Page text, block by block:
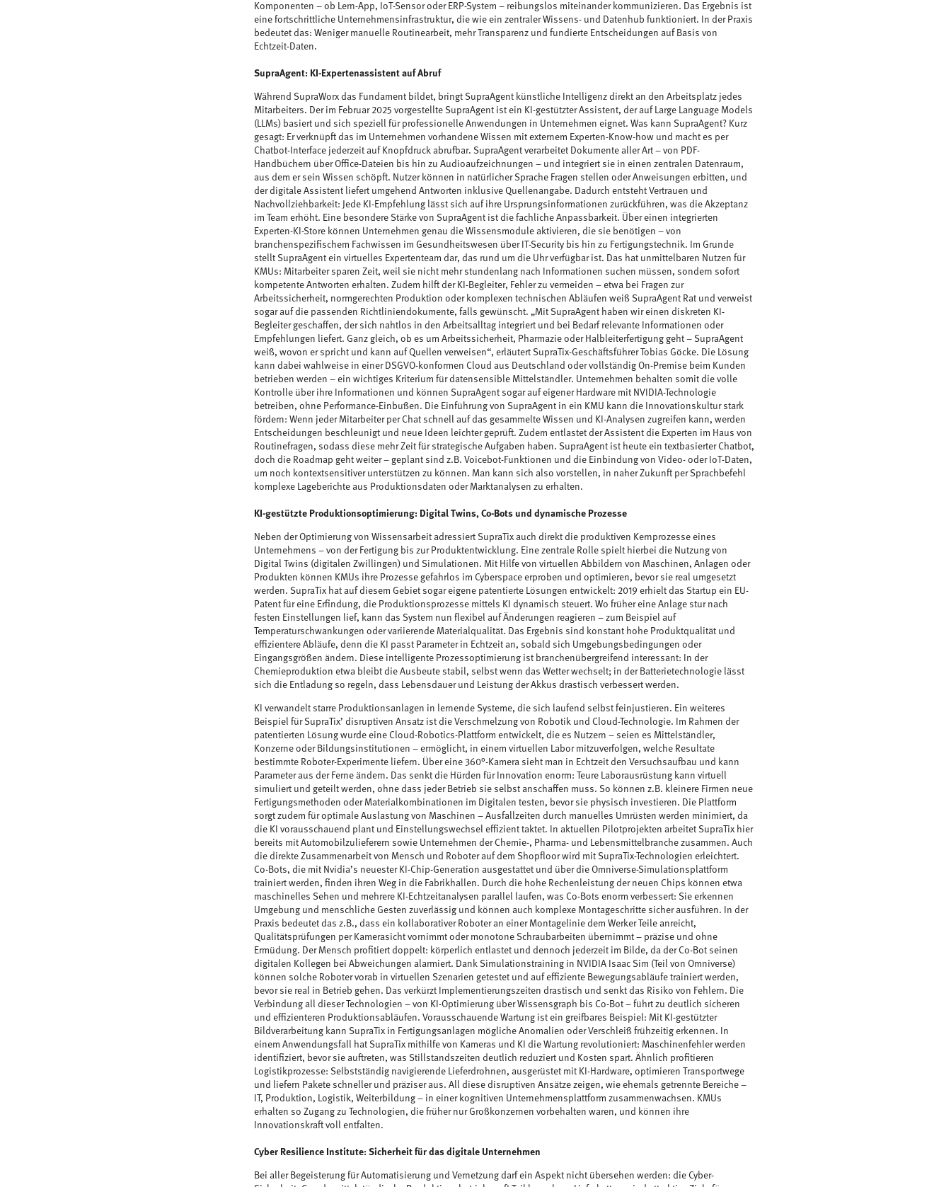
Komponenten – ob Lern-App, IoT-Sensor oder ERP-System – reibungslos miteinander kommunizieren. Das Ergebnis ist
eine fortschrittliche Unternehmensinfrastruktur, die wie ein zentraler Wissens- und Datenhub funktioniert. In der Praxis
bedeutet das: Weniger manuelle Routinearbeit, mehr Transparenz und fundierte Entscheidungen auf Basis von
Echtzeit-Daten.
SupraAgent: KI-Expertenassistent auf Abruf
Während SupraWorx das Fundament bildet, bringt SupraAgent künstliche Intelligenz direkt an den Arbeitsplatz jedes
Mitarbeiters. Der im Februar 2025 vorgestellte SupraAgent ist ein KI-gestützter Assistent, der auf Large Language Models
(LLMs) basiert und sich speziell für professionelle Anwendungen in Unternehmen eignet. Was kann SupraAgent? Kurz
gesagt: Er verknüpft das im Unternehmen vorhandene Wissen mit externem Experten-Know-how und macht es per
Chatbot-Interface jederzeit auf Knopfdruck abrufbar. SupraAgent verarbeitet Dokumente aller Art – von PDF-
Handbüchern über Office-Dateien bis hin zu Audioaufzeichnungen – und integriert sie in einen zentralen Datenraum,
aus dem er sein Wissen schöpft. Nutzer können in natürlicher Sprache Fragen stellen oder Anweisungen erbitten, und
der digitale Assistent liefert umgehend Antworten inklusive Quellenangabe. Dadurch entsteht Vertrauen und
Nachvollziehbarkeit: Jede KI-Empfehlung lässt sich auf ihre Ursprungsinformationen zurückführen, was die Akzeptanz
im Team erhöht. Eine besondere Stärke von SupraAgent ist die fachliche Anpassbarkeit. Über einen integrierten
Experten-KI-Store können Unternehmen genau die Wissensmodule aktivieren, die sie benötigen – von
branchenspezifischem Fachwissen im Gesundheitswesen über IT-Security bis hin zu Fertigungstechnik. Im Grunde
stellt SupraAgent ein virtuelles Expertenteam dar, das rund um die Uhr verfügbar ist. Das hat unmittelbaren Nutzen für
KMUs: Mitarbeiter sparen Zeit, weil sie nicht mehr stundenlang nach Informationen suchen müssen, sondern sofort
kompetente Antworten erhalten. Zudem hilft der KI-Begleiter, Fehler zu vermeiden – etwa bei Fragen zur
Arbeitssicherheit, normgerechten Produktion oder komplexen technischen Abläufen weiß SupraAgent Rat und verweist
sogar auf die passenden Richtliniendokumente, falls gewünscht. „Mit SupraAgent haben wir einen diskreten KI-
Begleiter geschaffen, der sich nahtlos in den Arbeitsalltag integriert und bei Bedarf relevante Informationen oder
Empfehlungen liefert. Ganz gleich, ob es um Arbeitssicherheit, Pharmazie oder Halbleiterfertigung geht – SupraAgent
weiß, wovon er spricht und kann auf Quellen verweisen“, erläutert SupraTix-Geschäftsführer Tobias Göcke. Die Lösung
kann dabei wahlweise in einer DSGVO-konformen Cloud aus Deutschland oder vollständig On-Premise beim Kunden
betrieben werden – ein wichtiges Kriterium für datensensible Mittelständler. Unternehmen behalten somit die volle
Kontrolle über ihre Informationen und können SupraAgent sogar auf eigener Hardware mit NVIDIA-Technologie
betreiben, ohne Performance-Einbußen. Die Einführung von SupraAgent in ein KMU kann die Innovationskultur stark
fördern: Wenn jeder Mitarbeiter per Chat schnell auf das gesammelte Wissen und KI-Analysen zugreifen kann, werden
Entscheidungen beschleunigt und neue Ideen leichter geprüft. Zudem entlastet der Assistent die Experten im Haus von
Routinefragen, sodass diese mehr Zeit für strategische Aufgaben haben. SupraAgent ist heute ein textbasierter Chatbot,
doch die Roadmap geht weiter – geplant sind z.B. Voicebot-Funktionen und die Einbindung von Video- oder IoT-Daten,
um noch kontextsensitiver unterstützen zu können. Man kann sich also vorstellen, in naher Zukunft per Sprachbefehl
komplexe Lageberichte aus Produktionsdaten oder Marktanalysen zu erhalten.
KI-gestützte Produktionsoptimierung: Digital Twins, Co-Bots und dynamische Prozesse
Neben der Optimierung von Wissensarbeit adressiert SupraTix auch direkt die produktiven Kernprozesse eines
Unternehmens – von der Fertigung bis zur Produktentwicklung. Eine zentrale Rolle spielt hierbei die Nutzung von
Digital Twins (digitalen Zwillingen) und Simulationen. Mit Hilfe von virtuellen Abbildern von Maschinen, Anlagen oder
Produkten können KMUs ihre Prozesse gefahrlos im Cyberspace erproben und optimieren, bevor sie real umgesetzt
werden. SupraTix hat auf diesem Gebiet sogar eigene patentierte Lösungen entwickelt: 2019 erhielt das Startup ein EU-
Patent für eine Erfindung, die Produktionsprozesse mittels KI dynamisch steuert. Wo früher eine Anlage stur nach
festen Einstellungen lief, kann das System nun flexibel auf Änderungen reagieren – zum Beispiel auf
Temperaturschwankungen oder variierende Materialqualität. Das Ergebnis sind konstant hohe Produktqualität und
effizientere Abläufe, denn die KI passt Parameter in Echtzeit an, sobald sich Umgebungsbedingungen oder
Eingangsgrößen ändern. Diese intelligente Prozessoptimierung ist branchenübergreifend interessant: In der
Chemieproduktion etwa bleibt die Ausbeute stabil, selbst wenn das Wetter wechselt; in der Batterietechnologie lässt
sich die Entladung so regeln, dass Lebensdauer und Leistung der Akkus drastisch verbessert werden.
KI verwandelt starre Produktionsanlagen in lernende Systeme, die sich laufend selbst feinjustieren. Ein weiteres
Beispiel für SupraTix’ disruptiven Ansatz ist die Verschmelzung von Robotik und Cloud-Technologie. Im Rahmen der
patentierten Lösung wurde eine Cloud-Robotics-Plattform entwickelt, die es Nutzern – seien es Mittelständler,
Konzerne oder Bildungsinstitutionen – ermöglicht, in einem virtuellen Labor mitzuverfolgen, welche Resultate
bestimmte Roboter-Experimente liefern. Über eine 360°-Kamera sieht man in Echtzeit den Versuchsaufbau und kann
Parameter aus der Ferne ändern. Das senkt die Hürden für Innovation enorm: Teure Laborausrüstung kann virtuell
simuliert und geteilt werden, ohne dass jeder Betrieb sie selbst anschaffen muss. So können z.B. kleinere Firmen neue
Fertigungsmethoden oder Materialkombinationen im Digitalen testen, bevor sie physisch investieren. Die Plattform
sorgt zudem für optimale Auslastung von Maschinen – Ausfallzeiten durch manuelles Umrüsten werden minimiert, da
die KI vorausschauend plant und Einstellungswechsel effizient taktet. In aktuellen Pilotprojekten arbeitet SupraTix hier
bereits mit Automobilzulieferern sowie Unternehmen der Chemie-, Pharma- und Lebensmittelbranche zusammen. Auch
die direkte Zusammenarbeit von Mensch und Roboter auf dem Shopfloor wird mit SupraTix-Technologien erleichtert.
Co-Bots, die mit Nvidia’s neuester KI-Chip-Generation ausgestattet und über die Omniverse-Simulationsplattform
trainiert werden, finden ihren Weg in die Fabrikhallen. Durch die hohe Rechenleistung der neuen Chips können etwa
maschinelles Sehen und mehrere KI-Echtzeitanalysen parallel laufen, was Co-Bots enorm verbessert: Sie erkennen
Umgebung und menschliche Gesten zuverlässig und können auch komplexe Montageschritte sicher ausführen. In der
Praxis bedeutet das z.B., dass ein kollaborativer Roboter an einer Montagelinie dem Werker Teile anreicht,
Qualitätsprüfungen per Kamerasicht vornimmt oder monotone Schraubarbeiten übernimmt – präzise und ohne
Ermüdung. Der Mensch profitiert doppelt: körperlich entlastet und dennoch jederzeit im Bilde, da der Co-Bot seinen
digitalen Kollegen bei Abweichungen alarmiert. Dank Simulationstraining in NVIDIA Isaac Sim (Teil von Omniverse)
können solche Roboter vorab in virtuellen Szenarien getestet und auf effiziente Bewegungsabläufe trainiert werden,
bevor sie real in Betrieb gehen. Das verkürzt Implementierungszeiten drastisch und senkt das Risiko von Fehlern. Die
Verbindung all dieser Technologien – von KI-Optimierung über Wissensgraph bis Co-Bot – führt zu deutlich sicheren
und effizienteren Produktionsabläufen. Vorausschauende Wartung ist ein greifbares Beispiel: Mit KI-gestützter
Bildverarbeitung kann SupraTix in Fertigungsanlagen mögliche Anomalien oder Verschleiß frühzeitig erkennen. In
einem Anwendungsfall hat SupraTix mithilfe von Kameras und KI die Wartung revolutioniert: Maschinenfehler werden
identifiziert, bevor sie auftreten, was Stillstandszeiten deutlich reduziert und Kosten spart. Ähnlich profitieren
Logistikprozesse: Selbstständig navigierende Lieferdrohnen, ausgerüstet mit KI-Hardware, optimieren Transportwege
und liefern Pakete schneller und präziser aus. All diese disruptiven Ansätze zeigen, wie ehemals getrennte Bereiche –
IT, Produktion, Logistik, Weiterbildung – in einer kognitiven Unternehmensplattform zusammenwachsen. KMUs
erhalten so Zugang zu Technologien, die früher nur Großkonzernen vorbehalten waren, und können ihre
Innovationskraft voll entfalten.
Cyber Resilience Institute: Sicherheit für das digitale Unternehmen
Bei aller Begeisterung für Automatisierung und Vernetzung darf ein Aspekt nicht übersehen werden: die Cyber-